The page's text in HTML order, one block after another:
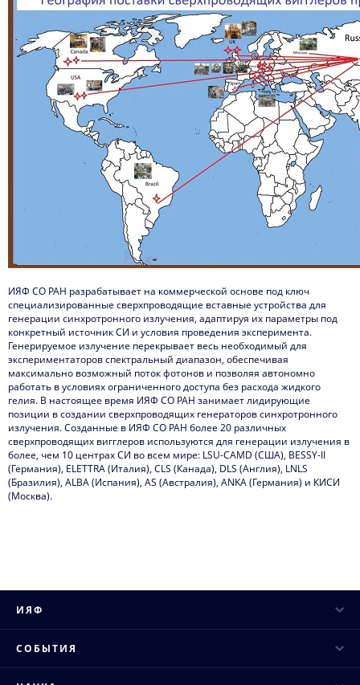
ИЯФ СО РАН разрабатывает на коммерческой основе под ключ
специализированные сверхпроводящие вставные устройства для
генерации синхротронного излучения, адаптируя их параметры под
конкретный источник СИ и условия проведения эксперимента.
Генерируемое излучение перекрывает весь необходимый для
экспериментаторов спектральный диапазон, обеспечивая
максимально возможный поток фотонов и позволяя автономно
работать в условиях ограниченного доступа без расхода жидкого
гелия. В настоящее время ИЯФ СО РАН занимает лидирующие
позиции в создании сверхпроводящих генераторов синхротронного
излучения. Созданные в ИЯФ СО РАН более 20 различных
сверхпроводящих вигглеров используются для генерации излучения в
более, чем 10 центрах СИ во всем мире: LSU-CAMD (США), BESSY-II
(Германия), ELETTRA (Италия), CLS (Канада), DLS (Англия), LNLS
(Бразилия), ALBA (Испания), AS (Австралия), ANKA (Германия) и КИСИ
(Москва).
ИЯФ
СОБЫТИЯ